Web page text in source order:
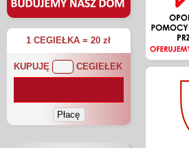
1 CEGIEŁKA = 20 zł
KUPUJĘ CEGIEŁEK